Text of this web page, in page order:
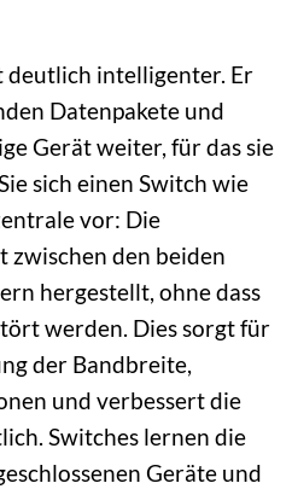
deutlich intelligenter. Er
Datenpakete und
Gerät weiter, für das sie
sich einen Switch wie
vor: Die
den beiden
hergestellt, ohne dass
werden. Dies sorgt für
der Bandbreite,
und verbessert die
Switches lernen die
Geräte und